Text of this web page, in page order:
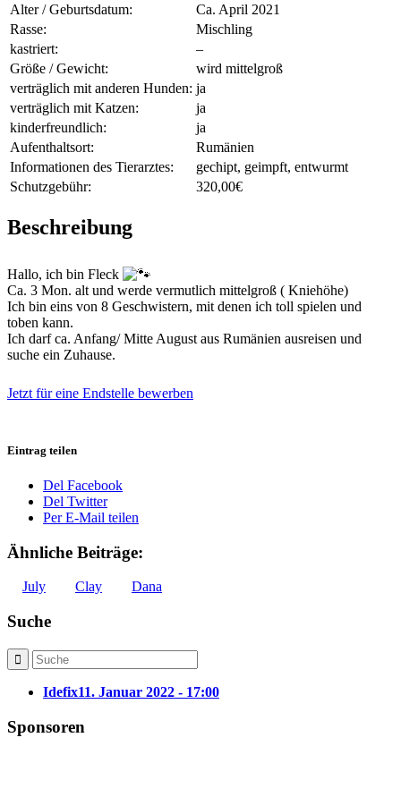
Alter / Geburtsdatum:
Ca. April 2021
Rasse:
Mischling
kastriert:
–
Größe / Gewicht:
wird mittelgroß
verträglich mit anderen Hunden: ja
verträglich mit Katzen:
ja
kinderfreundlich:
ja
Aufenthaltsort:
Rumänien
Informationen des Tierarztes:
gechipt, geimpft, entwurmt
Schutzgebühr:
320,00€
Beschreibung
Hallo, ich bin Fleck
Ca. 3 Mon. alt und werde vermutlich mittelgroß ( Kniehöhe)
Ich bin eins von 8 Geschwistern, mit denen ich toll spielen und
toben kann.
Ich darf ca. Anfang/ Mitte August aus Rumänien ausreisen und
suche ein Zuhause.
Jetzt für eine Endstelle bewerben
Eintrag teilen
Del Facebook
Del Twitter
Per E-Mail teilen
Ähnliche Beiträge:
July Clay Dana
Suche
Idefix11. Januar 2022 - 17:00
Sponsoren